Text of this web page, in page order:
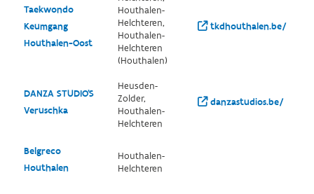
Taekwondo
Keumgang
Houthalen-Oost
Houthalen-
Helchteren,
Houthalen-
Helchteren
(Houthalen)
tkdhouthalen.be/
DANZA STUDIO'S
Veruschka
Heusden-
Zolder,
Houthalen-
Helchteren
danzastudios.be/
Belgreco
Houthalen
Houthalen-
Helchteren